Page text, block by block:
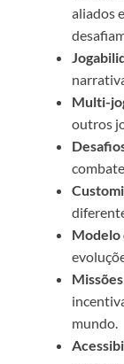
aliados
Multi-
outros
Modelo
mundo.